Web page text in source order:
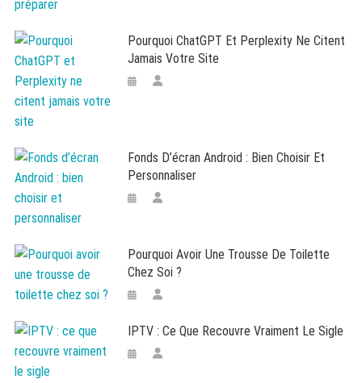
Pourquoi ChatGPT Et Perplexity Ne Citent
Jamais Votre Site
Fonds D’écran Android : Bien Choisir Et
Personnaliser
Pourquoi Avoir Une Trousse De Toilette
Chez Soi ?
IPTV : Ce Que Recouvre Vraiment Le Sigle